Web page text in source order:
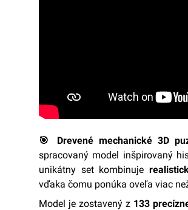
🎯 Drevené mechanické 3D
spracovaný model inšpirovaný
unikátny set kombinuje
vďaka čomu ponúka oveľa viac
Model je zostavený z 133